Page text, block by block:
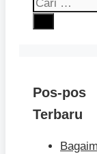
Pos-pos
Terbaru